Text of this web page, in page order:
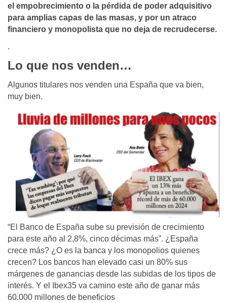
el empobrecimiento o la pérdida de poder adquisitivo
para amplias capas de las masas, y por un atraco
financiero y monopolista que no deja de recrudecerse.
.
Lo que nos venden…
Algunos titulares nos venden una España que va bien,
muy bien.
“El Banco de España sube su previsión de crecimiento
para este año al 2,8%, cinco décimas más”. ¿España
crece más? ¿O es la banca y los monopolios quienes
crecen? Los bancos han elevado casi un 80% sus
márgenes de ganancias desde las subidas de los tipos de
interés. Y el Ibex35 va camino este año de ganar más
60.000 millones de beneficios